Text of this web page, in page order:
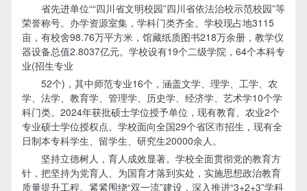
省先进单位““四川省文明校园”四川省依法治校示范校园”等
荣誉称号。办学资源室集，学科门类齐全。学校现占地3115
亩，有校舍98.76万平方米，馆藏纸质图书218万余册，教学仪
器设备总值2.8037亿元。学校设有19个二级学院，64个本科专
业(招生专业
52个)，其中师范专业16个，涵盖文学、理学、工学、农
学、法学、教育学、管理学、历史学、经济学、艺术学10个学
科门类。2024年获批硕士学位授予单位，现有教育、农业2个
专业硕士学位授权点。学校面向全国29个省区市招生，现有全
日制本专科学生、留学生、研究生20000余人。
坚持立德树人，育人成效显著。学校全面贯彻党的教育方
针，把坚持为党育人、为国育才落到实处，实施思想政治教育
质量提升工程。紧紧围绕“双一流”建设，深入推进“3+2+3”学科